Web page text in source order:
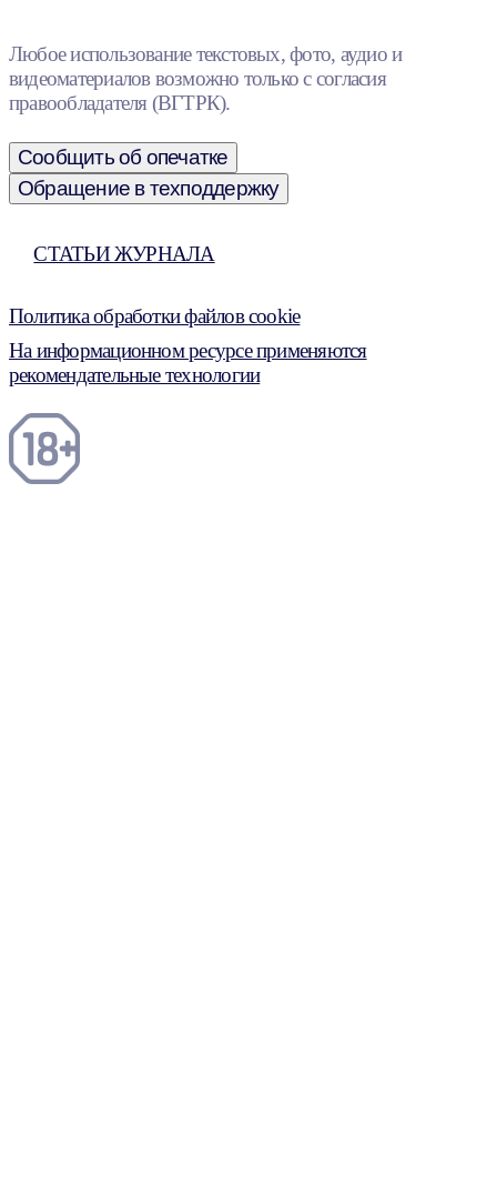
Любое использование текстовых, фото, аудио и
видеоматериалов возможно только с согласия
правообладателя (ВГТРК).
Сообщить об опечатке
Обращение в техподдержку
СТАТЬИ ЖУРНАЛА
Политика обработки файлов cookie
На информационном ресурсе применяются
рекомендательные технологии